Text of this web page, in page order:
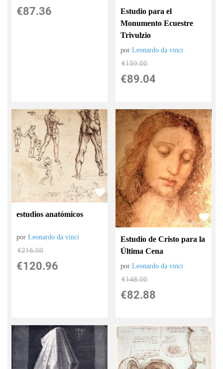
€87.36
Estudio para el
Monumento Ecuestre
Trivulzio
porLeonardo da vinci
€159.00
€89.04
estudios anatómicos
porLeonardo da vinci
€216.00
€120.96
Estudio de Cristo para la
Última Cena
porLeonardo da vinci
€148.00
€82.88